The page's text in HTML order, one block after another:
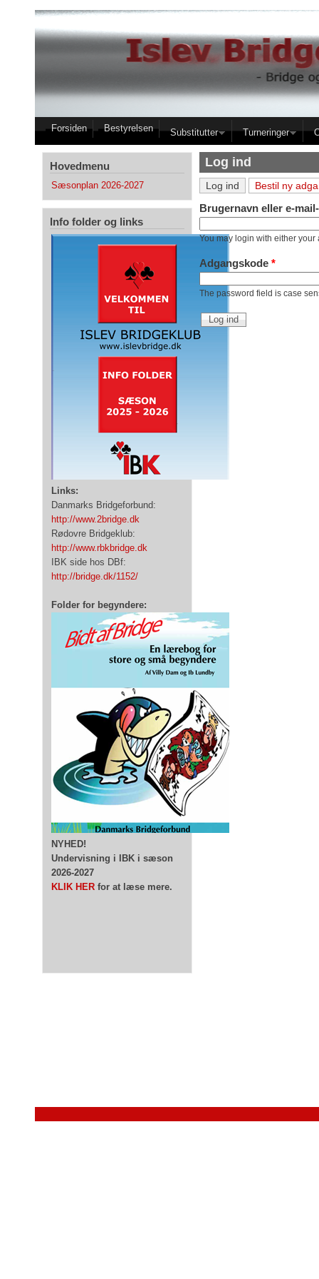
Gå til hovedindhold
Forsiden Bestyrelsen Substitutter Turneringer
Hovedmenu
Sæsonplan 2026-2027
Info folder og links
Links:
Danmarks Bridgeforbund:
http://www.2bridge.dk
Rødovre Bridgeklub:
http://www.rbkbridge.dk
IBK side hos DBf:
http://bridge.dk/1152/
Folder for begyndere:
NYHED!
Undervisning i IBK i sæson
2026-2027
KLIK HER for at læse mere.
Log ind
Primære faneblade
Log ind (aktiv fane)
Bestil ny
Brugernavn eller e-
You may login with either
Adgangskode *
The password field is case